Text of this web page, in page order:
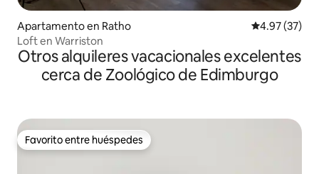
Apartamento en Ratho Calificación
4.97 (37)
Loft en Warriston
Otros alquileres vacacionales excelentes
cerca de Zoológico de Edimburgo
Favorito entre huéspedes
Favorito entre huéspedes